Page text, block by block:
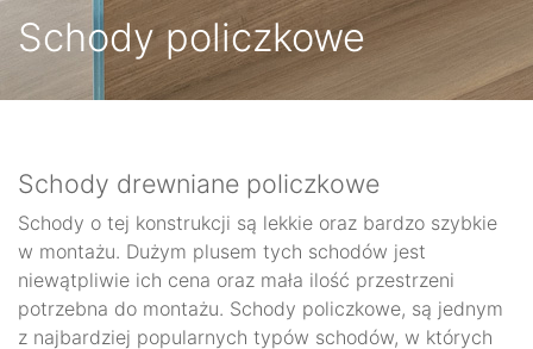
Schody policzkowe
Schody drewniane policzkowe
Schody o tej konstrukcji są lekkie oraz bardzo szybkie
w montażu. Dużym plusem tych schodów jest
niewątpliwie ich cena oraz mała ilość przestrzeni
potrzebna do montażu. Schody policzkowe, są jednym
z najbardziej popularnych typów schodów, w których